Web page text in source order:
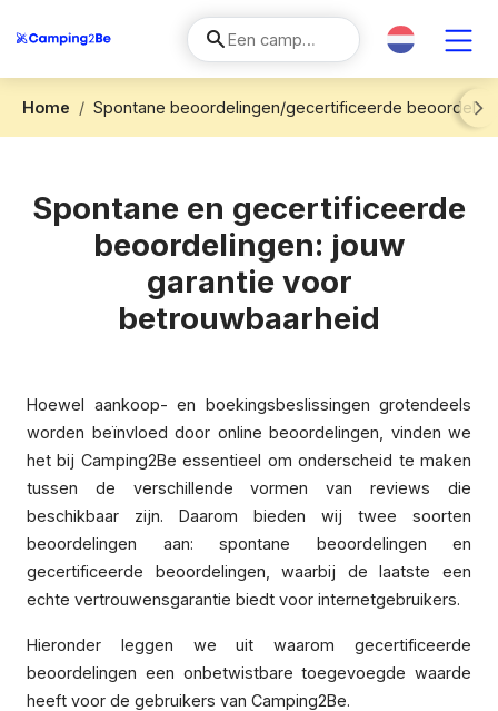
Home
Spontane beoordelingen/gecertificeerde
Next
Spontane en gecertificeerde
beoordelingen: jouw
garantie voor
betrouwbaarheid
Hoewel aankoop- en boekingsbeslissingen grotendeels
worden beïnvloed door online beoordelingen, vinden we
het bij Camping2Be essentieel om onderscheid te maken
tussen de verschillende vormen van reviews die
beschikbaar zijn. Daarom bieden wij twee soorten
beoordelingen aan: spontane beoordelingen en
gecertificeerde beoordelingen, waarbij de laatste een
echte vertrouwensgarantie biedt voor internetgebruikers.
Hieronder leggen we uit waarom gecertificeerde
beoordelingen een onbetwistbare toegevoegde waarde
heeft voor de gebruikers van Camping2Be.